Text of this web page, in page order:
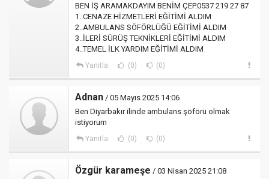
BEN İŞ ARAMAKDAYIM BENİM ÇEP.0537 219 27 87
1..CENAZE HİZMETLERİ EĞİTİMİ ALDIM
2..AMBULANS SÖFÖRLÜĞÜ EĞİTİMİ ALDIM
3..İLERİ SÜRÜŞ TEKNİKLERİ EĞİTİMİ ALDIM
4..TEMEL İLK YARDIM EĞİTİMİ ALDIM
Yanıtla (0) (0)
Adnan / 05 Mayıs 2025 14:06
Ben Diyarbakır ilinde ambulans şöförü olmak
istiyorum
Yanıtla (0) (0)
Özgür karameşe / 03 Nisan 2025 21:08